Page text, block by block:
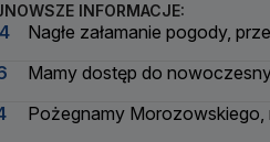
INFORMACJE:
Nagłe załamanie pogody,
Mamy dostęp do
Pożegnamy Morozowskiego,